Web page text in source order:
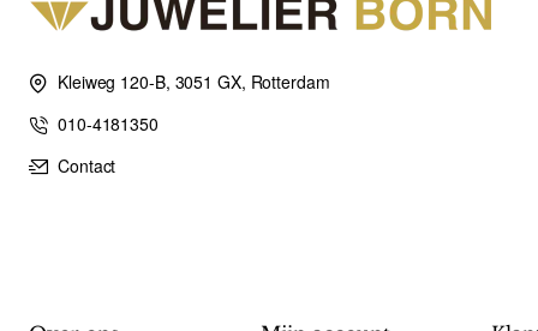
Kleiweg 120-B, 3051 GX, Rotterdam
010-4181350
Contact